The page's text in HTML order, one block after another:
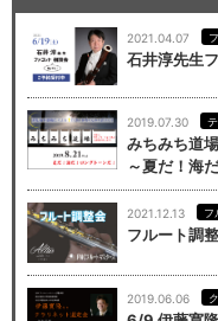
2021.04.07
石井淳先生
2019.07.30
みちみち道
～夏だ！海
2021.12.13 フ
フルート調
2019.06.06